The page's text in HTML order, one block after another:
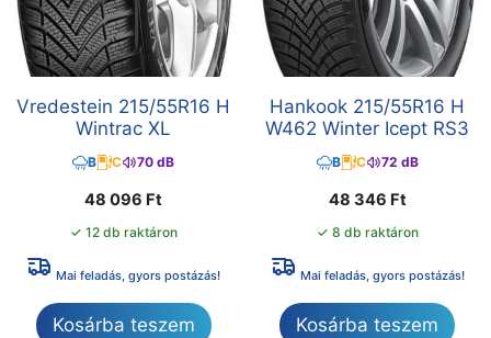
Vredestein 215/55R16 H
Wintrac XL
B C 70 dB
48 096 Ft
✓ 12 db raktáron
Mai feladás, gyors postázás!
Kosárba teszem
Hankook 215/55R16 H
W462 Winter Icept RS3
B C 72 dB
48 346 Ft
✓ 8 db raktáron
Mai feladás, gyors postázás!
Kosárba teszem